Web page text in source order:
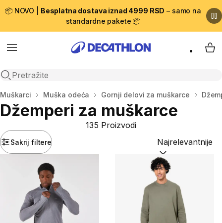
📦 NOVO | Besplatna dostava iznad 4999 RSD – samo na
standardne pakete 📦
Menu
Open search
My
Početna stranica
Muškarci Muška odeća Gornji delovi za muškarce
Džemperi za muškarce
Sakrij filtere
135 Proizvodi
Sortiraj po: